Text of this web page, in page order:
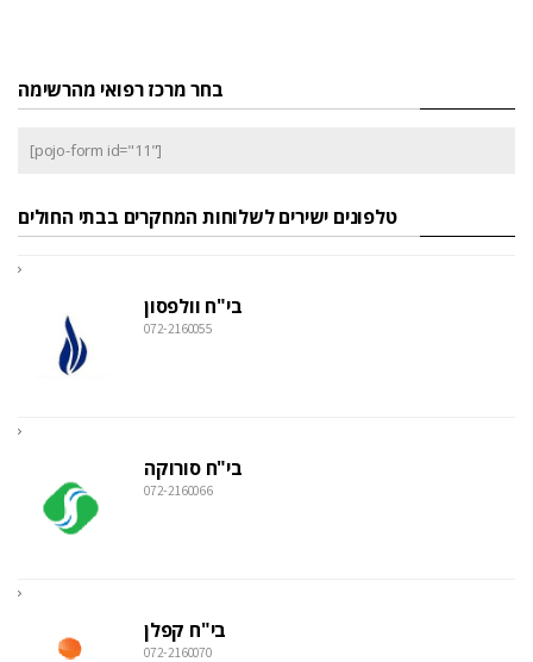
בחר מרכז רפואי מהרשימה
[pojo-form id="11"]
טלפונים ישירים לשלוחות המחקרים בבתי החולים
בי"ח וולפסון
072-2160055
בי"ח סורוקה
072-2160066
בי"ח קפלן
072-2160070